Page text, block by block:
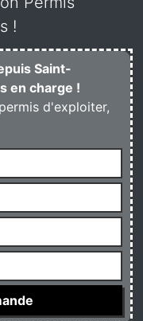
!
Saint-
en charge !
d'exploiter,